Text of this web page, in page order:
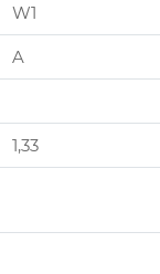
W1
A
1,33